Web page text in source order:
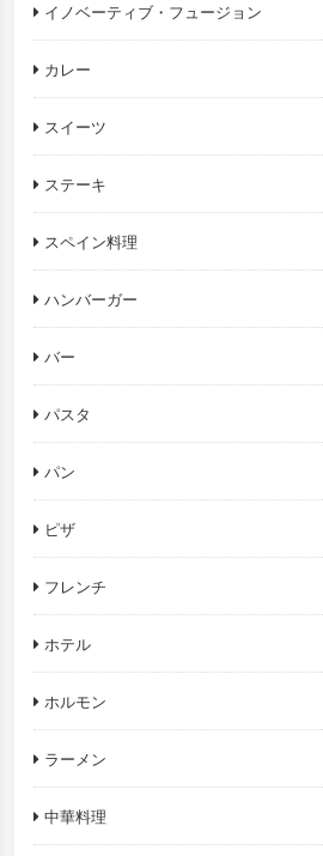
イノベーティブ・フュージョン
カレー
スイーツ
ステーキ
スペイン料理
ハンバーガー
バー
パスタ
パン
ピザ
フレンチ
ホテル
ホルモン
ラーメン
中華料理